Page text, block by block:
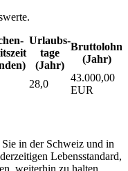
Urlaubs­
tage
(Jahr)
Bruttolohn
(Jahr)
28,0
43.000,00
EUR
in der Schweiz und in
Lebensstandard,